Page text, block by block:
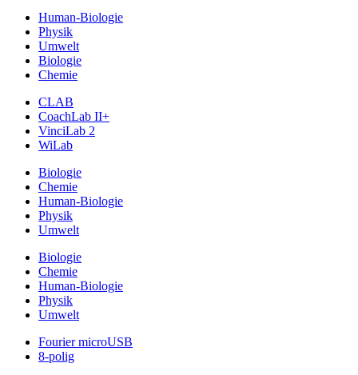
Human-Biologie
Physik
Umwelt
Biologie
Chemie
CLAB
CoachLab II+
VinciLab 2
WiLab
Biologie
Chemie
Human-Biologie
Physik
Umwelt
Biologie
Chemie
Human-Biologie
Physik
Umwelt
Fourier microUSB
8-polig